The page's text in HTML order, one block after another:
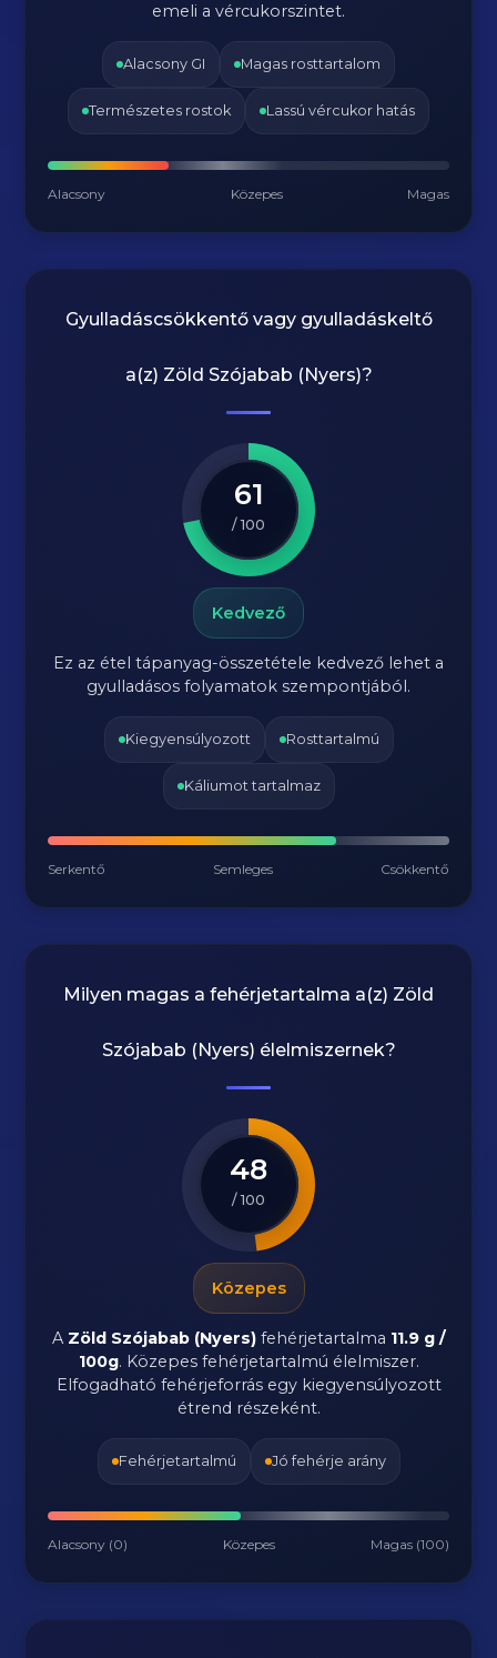
emeli a vércukorszintet.
Alacsony GI Magas rosttartalom
Természetes rostok Lassú vércukor hatás
Alacsony Közepes Magas
Gyulladáscsökkentő vagy gyulladáskeltő
a(z) Zöld Szójabab (Nyers)?
61
/ 100
Kedvező
Ez az étel tápanyag-összetétele kedvező lehet a
gyulladásos folyamatok szempontjából.
Kiegyensúlyozott Rosttartalmú
Káliumot tartalmaz
Serkentő Semleges Csökkentő
Milyen magas a fehérjetartalma a(z) Zöld
Szójabab (Nyers) élelmiszernek?
48
/ 100
Közepes
A Zöld Szójabab (Nyers)fehérjetartalma 11.9 g /
100g. Közepes fehérjetartalmú élelmiszer.
Elfogadható fehérjeforrás egy kiegyensúlyozott
étrend részeként.
Fehérjetartalmú Jó fehérje arány
Alacsony (0) Közepes Magas (100)